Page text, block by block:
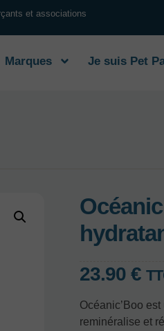
et associations
Marques Je suis Pet
23.90 €
Océanic’Boo
reminéralise et